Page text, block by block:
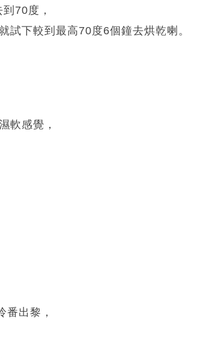
70度，
試下較到最高70度6個鐘去烘乾喇。
軟感覺，
出黎，